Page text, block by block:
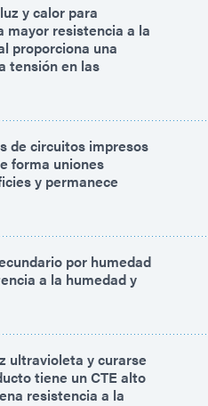
y calor para
mayor resistencia a la
proporciona una
tensión en las
de circuitos impresos
forma uniones
y permanece
por humedad
a la humedad y
ultravioleta y curarse
tiene un CTE alto
resistencia a la